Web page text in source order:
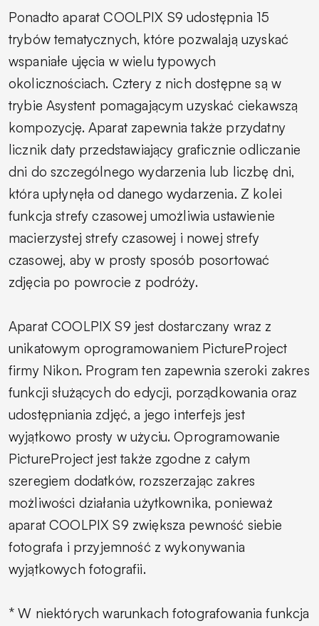
Ponadto aparat COOLPIX S9 udostępnia 15
trybów tematycznych, które pozwalają uzyskać
wspaniałe ujęcia w wielu typowych
okolicznościach. Cztery z nich dostępne są w
trybie Asystent pomagającym uzyskać ciekawszą
kompozycję. Aparat zapewnia także przydatny
licznik daty przedstawiający graficznie odliczanie
dni do szczególnego wydarzenia lub liczbę dni,
która upłynęła od danego wydarzenia. Z kolei
funkcja strefy czasowej umożliwia ustawienie
macierzystej strefy czasowej i nowej strefy
czasowej, aby w prosty sposób posortować
zdjęcia po powrocie z podróży.
Aparat COOLPIX S9 jest dostarczany wraz z
unikatowym oprogramowaniem PictureProject
firmy Nikon. Program ten zapewnia szeroki zakres
funkcji służących do edycji, porządkowania oraz
udostępniania zdjęć, a jego interfejs jest
wyjątkowo prosty w użyciu. Oprogramowanie
PictureProject jest także zgodne z całym
szeregiem dodatków, rozszerzając zakres
możliwości działania użytkownika, ponieważ
aparat COOLPIX S9 zwiększa pewność siebie
fotografa i przyjemność z wykonywania
wyjątkowych fotografii.
* W niektórych warunkach fotografowania funkcja